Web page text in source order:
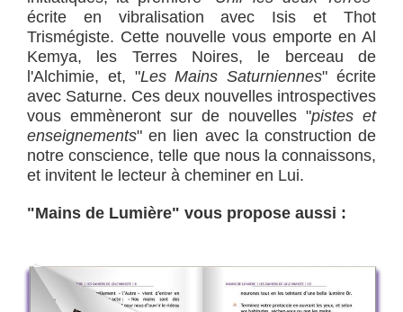
écrite en vibralisation avec Isis et Thot
Trismégiste. Cette nouvelle vous emporte en Al
Kemya, les Terres Noires, le berceau de
l'Alchimie, et, "Les Mains Saturniennes" écrite
avec Saturne. Ces deux nouvelles introspectives
vous emmèneront sur de nouvelles "pistes et
enseignements" en lien avec la construction de
notre conscience, telle que nous la connaissons,
et invitent le lecteur à cheminer en Lui.
"Mains de Lumière" vous propose aussi :